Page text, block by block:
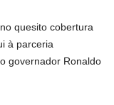
quesito cobertura
à parceria
governador Ronaldo